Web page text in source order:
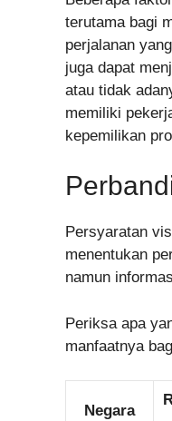
terutama bagi
perjalanan
juga dapat
atau tidak
memiliki
kepemilikan
Persyaratan
menentukan
namun
Periksa apa
manfaatnya
Negara